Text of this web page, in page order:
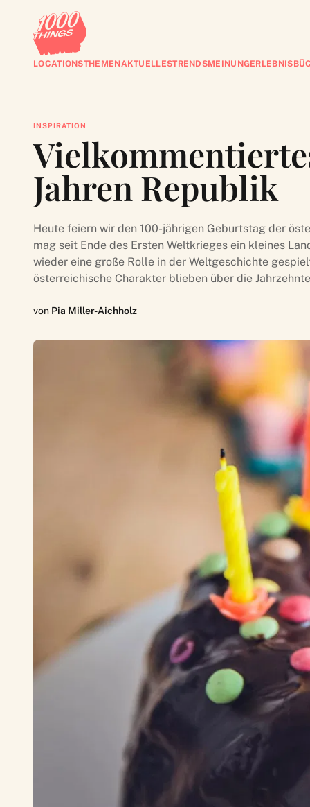
LOCATIONSTHEMENAKTUELLESTRENDSMEINUNG
INSPIRATION
Jahren Republik
Heute feiern wir den 100-jährigen Geburtstag der
mag seit Ende des Ersten Weltkrieges ein kleines
wieder eine große Rolle in der Weltgeschichte
österreichische Charakter blieben über die
von Pia Miller-Aichholz